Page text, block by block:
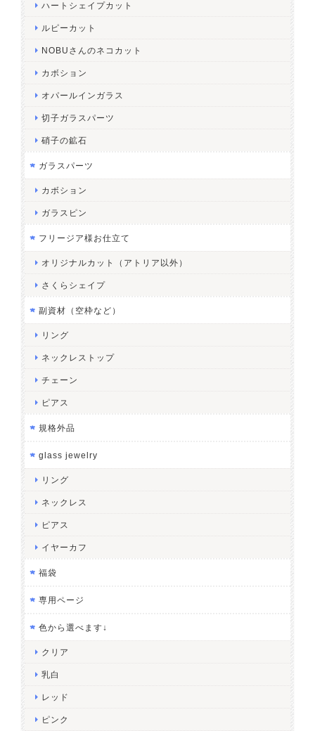
ハートシェイプカット
ルピーカット
NOBUさんのネコカット
カボション
オパールインガラス
切子ガラスパーツ
硝子の鉱石
ガラスパーツ
カボション
ガラスピン
フリージア様お仕立て
オリジナルカット（アトリア以外）
さくらシェイプ
副資材（空枠など）
リング
ネックレストップ
チェーン
ピアス
規格外品
glass jewelry
リング
ネックレス
ピアス
イヤーカフ
福袋
専用ページ
色から選べます↓
クリア
乳白
レッド
ピンク